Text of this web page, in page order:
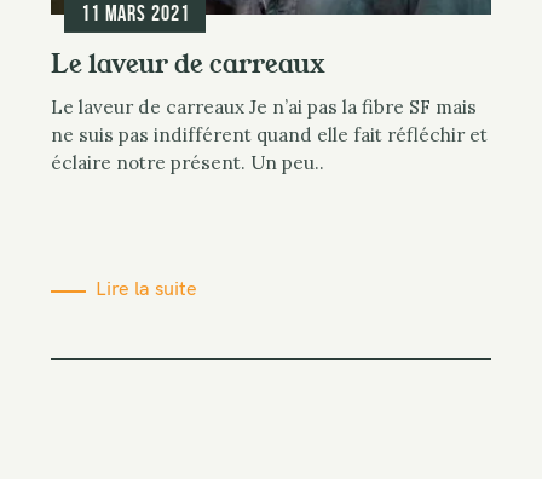
11 mars 2021
Le laveur de carreaux
Le laveur de carreaux Je n’ai pas la fibre SF mais
ne suis pas indifférent quand elle fait réfléchir et
éclaire notre présent. Un peu..
Lire la suite